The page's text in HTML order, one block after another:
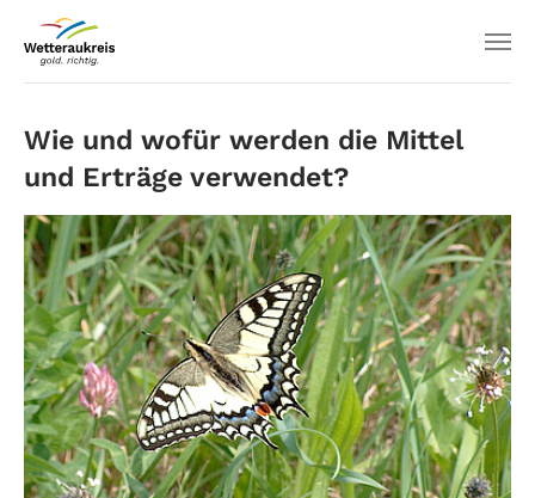
Wie und wofür werden die Mittel
und Erträge verwendet?